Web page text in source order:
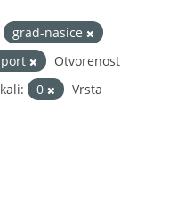
grad-nasice
Otvorenost
0
Vrsta